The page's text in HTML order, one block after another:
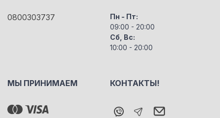
0800303737
Пн - Пт:
09:00 - 20:00
Сб, Вс:
10:00 - 20:00
МЫ ПРИНИМАЕМ КОНТАКТЫ!